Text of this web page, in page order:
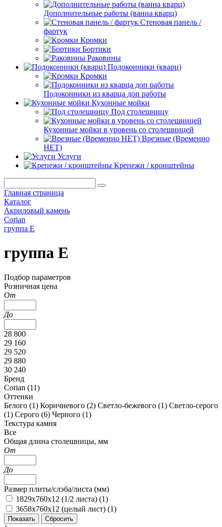
Дополнительные работы (ванна кварц)
Стеновая панель /
фартук
Кромки
Бортики
Раковины
Подоконники (кварц)
Кромки
Подоконники из кварца доп работы
Кухонные мойки
Под столешницу
Кухонные мойки в уровень со столешницей
Врезные (Временно
НЕТ)
Услуги
Крепежи / кронштейны
Главная страница
Каталог
Акриловый камень
Corian
группа E
группа E
Подбор параметров
Розничная цена
От
До
28 800
29 160
29 520
29 880
30 240
Бренд
Corian (11)
Оттенки
Белого (1) Коричневого (2) Светло-бежевого (1) Светло-серого
(1) Серого (6) Черного (1)
Текстура камня
Все
Общая длина столешницы, мм
От
До
Размер плиты/слэба/листа (мм)
1829х760х12 (1/2 листа) (1)
3658х760х12 (целый лист) (1)